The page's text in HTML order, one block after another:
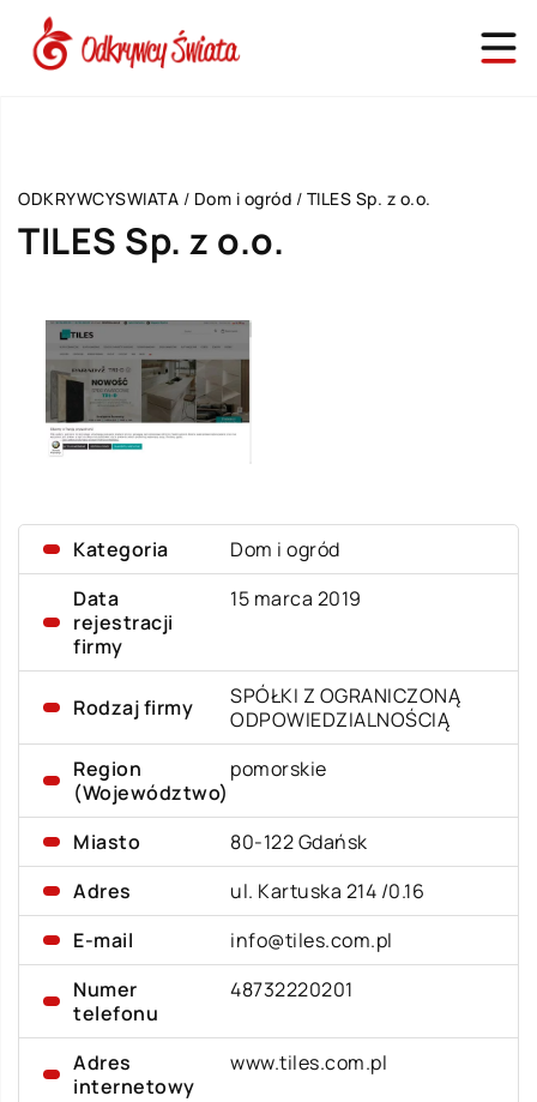
ODKRYWCYSWIATA / Dom i ogród / TILES Sp. z o.o.
TILES Sp. z o.o.
Kategoria
Dom i ogród
Data
rejestracji
firmy
15 marca 2019
Rodzaj firmy
SPÓŁKI Z OGRANICZONĄ
ODPOWIEDZIALNOŚCIĄ
Region
(Województwo)
pomorskie
Miasto
80-122 Gdańsk
Adres
ul. Kartuska 214 /0.16
E-mail
info@tiles.com.pl
Numer
telefonu
48732220201
Adres
internetowy
www.tiles.com.pl